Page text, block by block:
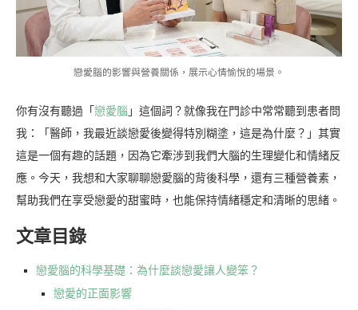
戀愛腦的影響與營養關係，展示心情愉悅的場景。
你有沒有聽過「 戀愛腦 」這個詞？就像我在門診中常常聽到患者問
我：「醫師，我最近談戀愛後變得特別糊塗，這是為什麼？」其實
這是一個有趣的話題，因為它牽涉到我們大腦的生理變化和情緒反
應。今天，我想和大家聊聊戀愛腦的背後科學，還有三種營養素，
幫助我們在享受戀愛的甜蜜時，也能保持情緒穩定和清晰的思緒。
文章目錄
戀愛腦的科學基礎：為什麼談戀愛讓人變笨？
戀愛的正面影響